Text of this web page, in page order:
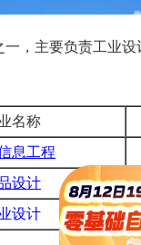
，主要负责工业
名称
息工程
设计
设计